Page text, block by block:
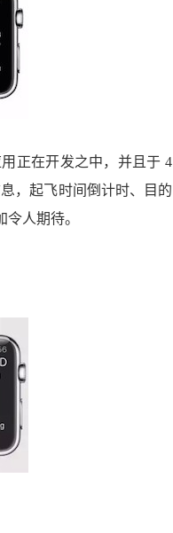
正在开发之中，并且于 4
，起飞时间倒计时、目的
人期待。